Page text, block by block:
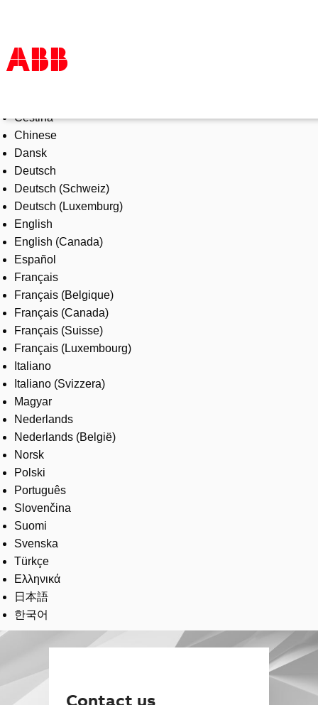
Products & Solutions
Industries
Services
About us
Where to buy
Contact us
Careers
Čeština
Chinese
Dansk
Deutsch
Deutsch (Schweiz)
Deutsch (Luxemburg)
English
English (Canada)
Español
Français
Français (Belgique)
Français (Canada)
Français (Suisse)
Français (Luxembourg)
Italiano
Italiano (Svizzera)
Magyar
Nederlands
Nederlands (België)
Norsk
Polski
Português
Slovenčina
Suomi
Svenska
Türkçe
Ελληνικά
日本語
한국어
Contact us